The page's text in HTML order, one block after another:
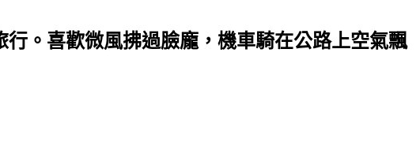
。喜歡微風拂過臉龐，機車騎在公路上空氣飄